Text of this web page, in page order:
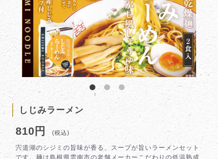
しじみラーメン
810円 (税込)
宍道湖のシジミの旨味が香る、スープが旨いラーメンセット
です。麺は島根県雲南市の老舗メーカーこだわりの低温熟成